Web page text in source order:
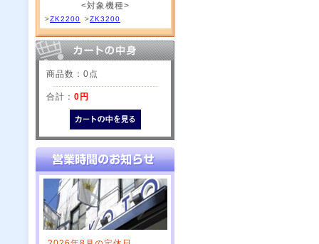
<対象機種>
>ZK2200 >ZK3200
商品数：0点
合計： 0円